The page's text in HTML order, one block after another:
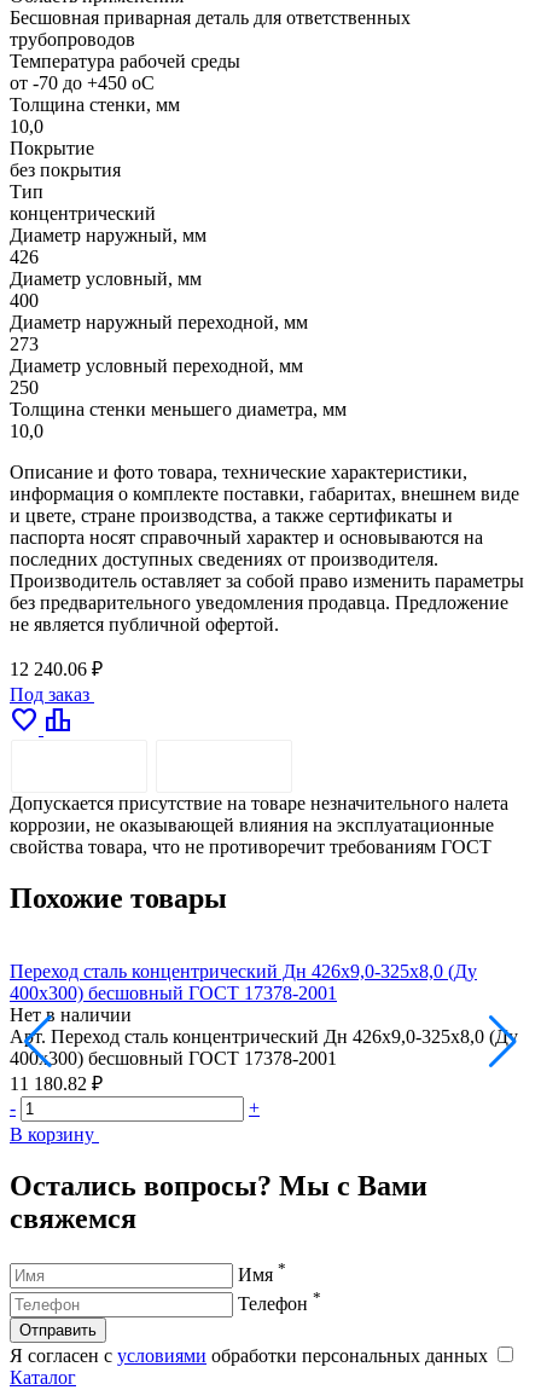
Бесшовная приварная деталь для ответственных
трубопроводов
Температура рабочей среды
от -70 до +450 oC
Толщина стенки, мм
10,0
Покрытие
без покрытия
Тип
концентрический
Диаметр наружный, мм
426
Диаметр условный, мм
400
Диаметр наружный переходной, мм
273
Диаметр условный переходной, мм
250
Толщина стенки меньшего диаметра, мм
10,0
Описание и фото товара, технические характеристики,
информация о комплекте поставки, габаритах, внешнем виде
и цвете, стране производства, а также сертификаты и
паспорта носят справочный характер и основываются на
последних доступных сведениях от производителя.
Производитель оставляет за собой право изменить параметры
без предварительного уведомления продавца. Предложение
не является публичной офертой.
12 240.06 ₽
Под заказ
favorite leaderboard
Допускается присутствие на товаре незначительного налета
коррозии, не оказывающей влияния на эксплуатационные
свойства товара, что не противоречит требованиям ГОСТ
Похожие товары
Переход сталь концентрический Дн 426х9,0-325х8,0 (Ду
400х300) бесшовный ГОСТ 17378-2001
Нет в наличии
Арт. Переход сталь концентрический Дн 426х9,0-325х8,0 (Ду
400х300) бесшовный ГОСТ 17378-2001
11 180.82 ₽
-
+
В корзину
Остались вопросы? Мы с Вами
свяжемся
Имя *
Телефон *
Отправить
Я согласен с условиями обработки персональных данных
Каталог